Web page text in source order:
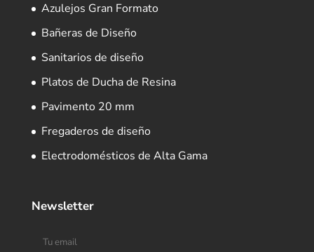
Azulejos Gran Formato
Bañeras de Diseño
Sanitarios de diseño
Platos de Ducha de Resina
Pavimento 20 mm
Fregaderos de diseño
Electrodomésticos de Alta Gama
Newsletter